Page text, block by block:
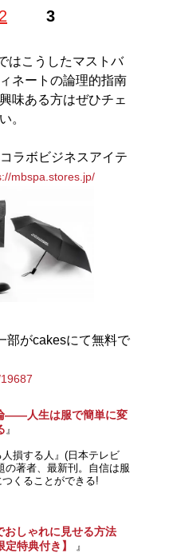
2 3
最速でおしゃれに見
変えられる 』など関連書
グ「
Knower Mag現役メ
レになる方法 」、ユーチュ
に。年間の被服費は1000
『ロードマップ』
地方のしがないショップ
店員はなぜ成功できたの
その秘密はロードマップ
にあった
着るべきブランド60の歴
や特色を、自身が愛用す
品とともに徹底紹介
はこうしたマストバ
ネートの論理的指南
味ある方はぜひチェ
。
ラボビジネスアイテ
mbspa.stores.jp/
部がcakesにて無料で
――人生は服で簡単に変
』
人損する人』(日本テレビ
の著者、最新刊。自信は服
くることができる!
おしゃれに見せる方法
定特典付き】
』